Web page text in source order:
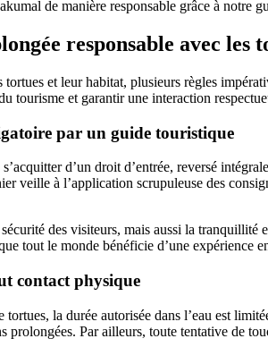
responsable avec les
et leur habitat, plusieurs règles
tourisme et garantir une interaction
par un guide touristique
d’un droit d’entrée, reversé
veille à l’application scrupuleuse des
des visiteurs, mais aussi la
tout le monde bénéficie d’une expérience
contact physique
la durée autorisée dans l’eau est
prolongées. Par ailleurs, toute tentative de